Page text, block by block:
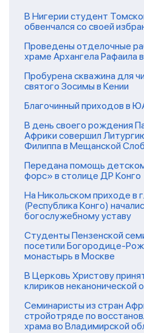
В Нигерии студент
обвенчался со своей
Проведены отделочные
храме Архангела Рафаила
Пробурена скважина для
святого Зосимы в Кении
Благочинный приходов в
В день своего рождения
Африки совершил
Филиппа в Мещанской
Передана помощь
форс» в столице ДР Конго
На Никольском приходе в
(Республика Конго)
богослужебному уставу
Студенты Пензенской
посетили Богородице-
монастырь в Москве
В Церковь Христову
клириков неканонической
Семинаристы из стран
стройотряде по
храма во Владимирской